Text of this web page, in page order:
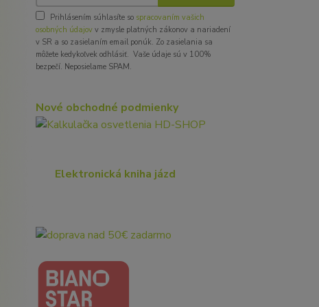
Prihlásením súhlasíte so spracovaním vašich
osobných údajov v zmysle platných zákonov a nariadení
v SR a so zasielaním email ponúk. Zo zasielania sa
môžete kedykoľvek odhlásiť. Vaše údaje sú v 100%
bezpečí. Neposielame SPAM.
Nové obchodné podmienky
Elektronická kniha jázd